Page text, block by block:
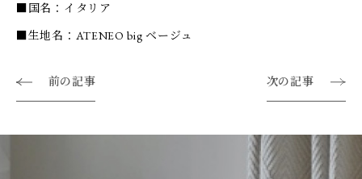
■国名：イタリア
■生地名：ATENEO big ベージュ
前の記事 次の記事